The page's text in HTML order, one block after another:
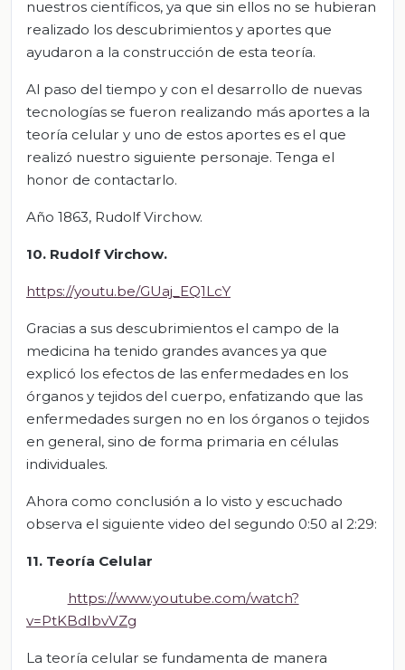
nuestros científicos, ya que sin ellos no se hubieran
realizado los descubrimientos y aportes que
ayudaron a la construcción de esta teoría.
Al paso del tiempo y con el desarrollo de nuevas
tecnologías se fueron realizando más aportes a la
teoría celular y uno de estos aportes es el que
realizó nuestro siguiente personaje. Tenga el
honor de contactarlo.
Año 1863, Rudolf Virchow.
10. Rudolf Virchow.
https://youtu.be/GUaj_EQ1LcY
Gracias a sus descubrimientos el campo de la
medicina ha tenido grandes avances ya que
explicó los efectos de las enfermedades en los
órganos y tejidos del cuerpo, enfatizando que las
enfermedades surgen no en los órganos o tejidos
en general, sino de forma primaria en células
individuales.
Ahora como conclusión a lo visto y escuchado
observa el siguiente video del segundo 0:50 al 2:29:
11. Teoría Celular
https://www.youtube.com/watch?
v=PtKBdIbvVZg
La teoría celular se fundamenta de manera